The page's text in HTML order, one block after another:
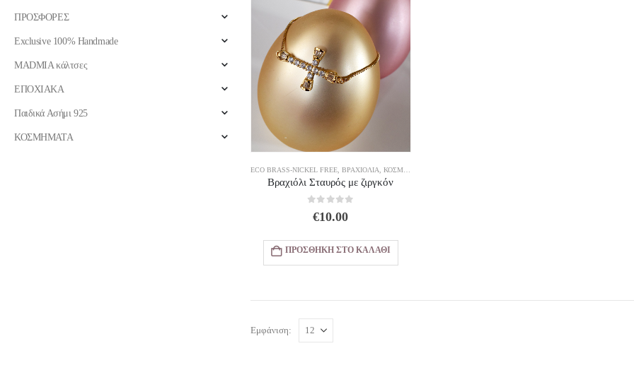
ECO BRASS-NICKEL FREE, ΒΡΑΧΙΌΛΙΑ ΚΟΣΜΗΜΑΤΑ
Βραχιόλι Σταυρός με ζιργκόν
€10.00
ΠΡΟΣΘΉΚΗ ΣΤΟ ΚΑΛΆΘΙ
Εμφάνιση:
ΠΡΟΣΦΟΡΕΣ
Exclusive 100% Handmade
MADMIA κάλτσες
ΕΠΟΧΙΑΚΑ
Παιδικά Ασήμι 925
ΚΟΣΜΗΜΑΤΑ